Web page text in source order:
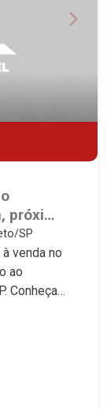
SP
venda no
ao
Portaria